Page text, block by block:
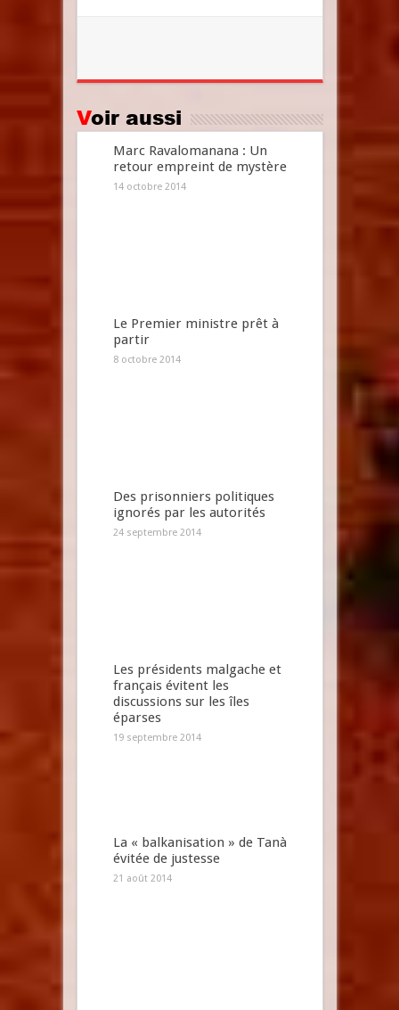
Voir aussi
Marc Ravalomanana : Un
retour empreint de mystère
14 octobre 2014
Le Premier ministre prêt à
partir
8 octobre 2014
Des prisonniers politiques
ignorés par les autorités
24 septembre 2014
Les présidents malgache et
français évitent les
discussions sur les îles
éparses
19 septembre 2014
La « balkanisation » de Tanà
évitée de justesse
21 août 2014